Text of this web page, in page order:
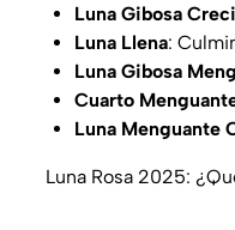
Luna Gibosa
Luna Llena:
Luna Gibosa
Cuarto
Luna Menguante
Luna Rosa 2025: